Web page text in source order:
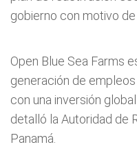
gobierno con motivo de
Open Blue Sea Farms
generación de
con una inversión
detalló la Autoridad de
Panamá.